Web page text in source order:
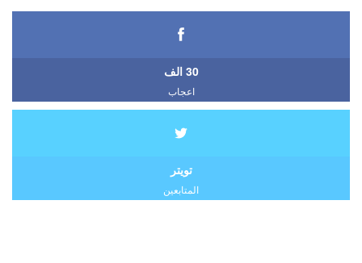
30 الف
اعجاب
تويتر
المتابعين